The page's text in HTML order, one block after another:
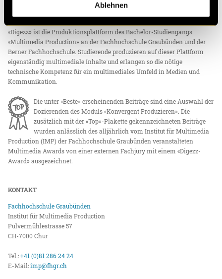
Ablehnen
ÜBER DIGEZZ
«Digezz» ist die Produktionsplattform des Bachelor-Studiengangs
«Multimedia Production» an der Fachhochschule Graubünden und der
Berner Fachhochschule. Studierende produzieren auf dieser Plattform
eigenständig multimediale Inhalte und erlangen so die nötige
technische Kompetenz für ein multimediales Umfeld in Medien und
Kommunikation.
Die unter «Beste» erscheinenden Beiträge sind eine Auswahl der
Dozierenden des Moduls «Konvergent Produzieren». Die
zusätzlich mit der «Top»-Plakette gekennzeichneten Beiträge
wurden anlässlich des alljährlich vom Institut für Multimedia
Production (IMP) der Fachhochschule Graubünden veranstalteten
Multimedia Awards von einer externen Fachjury mit einem «Digezz-
Award» ausgezeichnet.
KONTAKT
Fachhochschule Graubünden
Institut für Multimedia Production
Pulvermühlestrasse 57
CH-7000 Chur
Tel.:+41 (0)81 286 24 24
E-Mail:imp@fhgr.ch